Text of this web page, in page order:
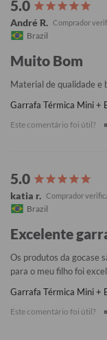
André R.
Brazil
Muito Bom
Material de qualidade e
Garrafa Térmica Mini +
Este comentário foi útil?
katia r.
Brazil
Excelente
Os produtos da gocase
para o meu filho foi
Garrafa Térmica Mini +
Este comentário foi útil?